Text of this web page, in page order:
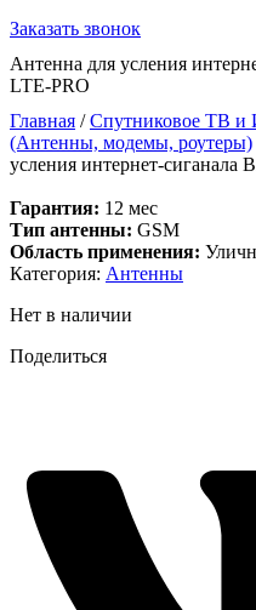
Заказать звонок
Антенна для усления
LTE-PRO
Главная /Спутниковое ТВ и
(Антенны, модемы, роутеры)
усления интернет-сиганала
Гарантия: 12 мес
Тип антенны: GSM
Область применения:
Категория: Антенны
Нет в наличии
Поделиться